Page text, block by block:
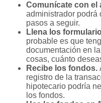
Comunícate con el
administrador podrá
pasos a seguir.
Llena los
probable es que
documentación en
cosas, cuánto
Recibe los fondos.
registro de la
hipotecario podría
los fondos.